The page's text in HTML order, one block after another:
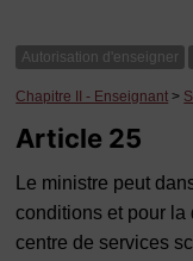
Autorisation d'enseigner
Chapitre II - Enseignant >
Article 25
Le ministre peut
conditions et pour la
centre de services